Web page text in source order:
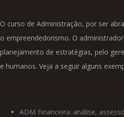
O curso de Administração, por ser
o empreendedorismo. O
planejamento de estratégias, pelo
e humanos. Veja a seguir alguns
ADM Financeira: análise,